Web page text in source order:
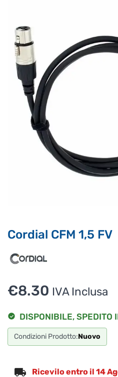
Cordial CFM 1,5 FV
€8.30 IVA Inclusa
DISPONIBILE, SPEDITO
Condizioni Prodotto:Nuovo
Ricevilo entro il 14
Supporto clienti
Ciao, Come posso aiutarti?
Puoi chiedermi informazioni
Per ottenere dettagli su un
assicurati di indicarne il